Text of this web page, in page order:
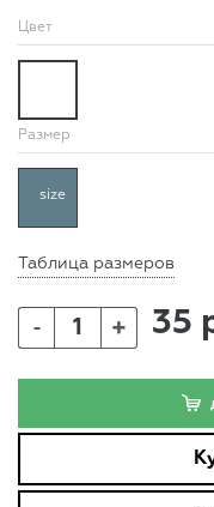
Цвет
Размер
size
Таблица размеров
- + 35